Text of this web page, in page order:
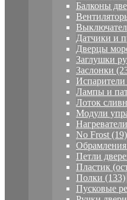
Балконы
Датчики и
Дверцы
Заглушки
Заслонки
Испарители
Лампы и
Лоток
Модули
No Frost (19)
Петли
Пластик
Полки (133)
Пусковые